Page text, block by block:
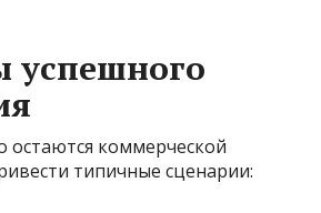
остаются коммерческой
типичные сценарии: